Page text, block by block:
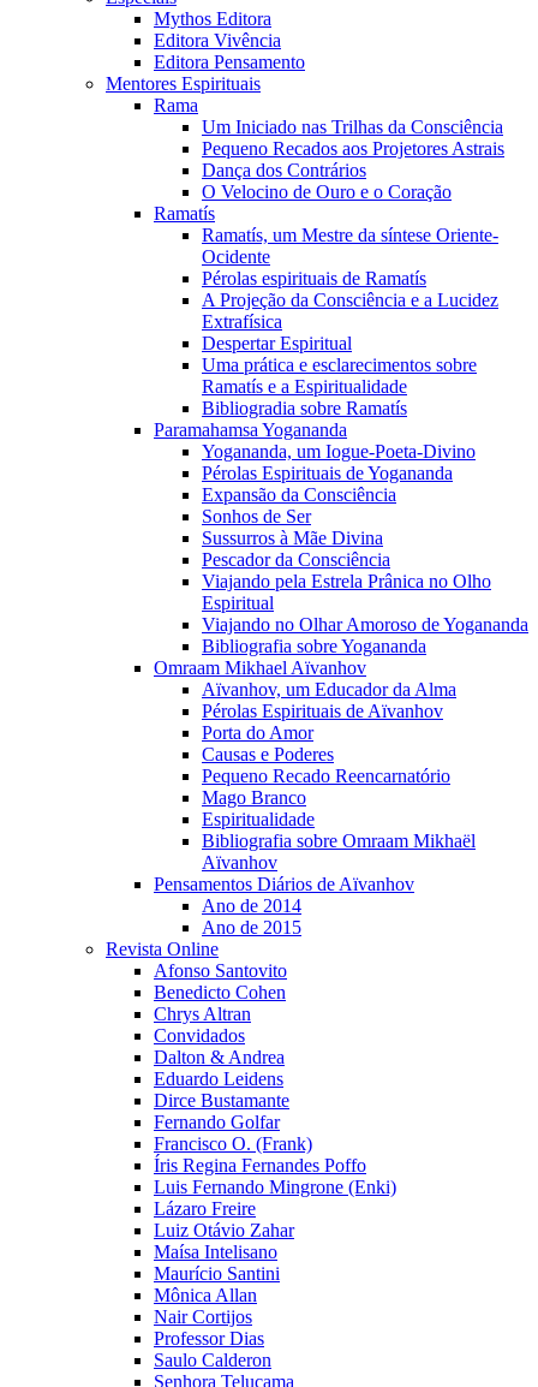
Mythos Editora
Editora Vivência
Editora Pensamento
Mentores Espirituais
Rama
Um Iniciado nas Trilhas da Consciência
Pequeno Recados aos Projetores Astrais
Dança dos Contrários
O Velocino de Ouro e o Coração
Ramatís
Ramatís, um Mestre da síntese Oriente-
Ocidente
Pérolas espirituais de Ramatís
A Projeção da Consciência e a Lucidez
Extrafísica
Despertar Espiritual
Uma prática e esclarecimentos sobre
Ramatís e a Espiritualidade
Bibliogradia sobre Ramatís
Paramahamsa Yogananda
Yogananda, um Iogue-Poeta-Divino
Pérolas Espirituais de Yogananda
Expansão da Consciência
Sonhos de Ser
Sussurros à Mãe Divina
Pescador da Consciência
Viajando pela Estrela Prânica no Olho
Espiritual
Viajando no Olhar Amoroso de Yogananda
Bibliografia sobre Yogananda
Omraam Mikhael Aïvanhov
Aïvanhov, um Educador da Alma
Pérolas Espirituais de Aïvanhov
Porta do Amor
Causas e Poderes
Pequeno Recado Reencarnatório
Mago Branco
Espiritualidade
Bibliografia sobre Omraam Mikhaël
Aïvanhov
Pensamentos Diários de Aïvanhov
Ano de 2014
Ano de 2015
Revista Online
Afonso Santovito
Benedicto Cohen
Chrys Altran
Convidados
Dalton & Andrea
Eduardo Leidens
Dirce Bustamante
Fernando Golfar
Francisco O. (Frank)
Íris Regina Fernandes Poffo
Luis Fernando Mingrone (Enki)
Lázaro Freire
Luiz Otávio Zahar
Maísa Intelisano
Maurício Santini
Mônica Allan
Nair Cortijos
Professor Dias
Saulo Calderon
Senhora Telucama